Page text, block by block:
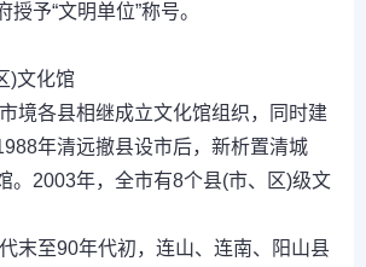
予“文明单位”称号。
文化馆
各县相继成立文化馆组织，同时建
年清远撤县设市后，新析置清城
。2003年，全市有8个县(市、区)级文
至90年代初，连山、连南、阳山县